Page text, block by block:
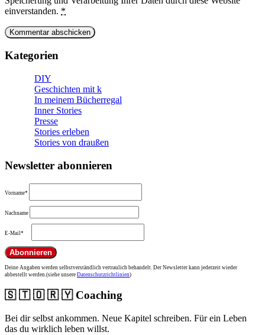
einverstanden. *
Kategorien
DIY
Geschichten mit k
In meinem Bücherregal
Inner Stories
Presse
Stories erleben
Stories von draußen
Newsletter abonnieren
Vorname*
Nachname
E-Mail*
Deine Angaben werden selbstverständlich vertraulich behandelt. Der Newsletter kann jederzeit wieder
abbestellt werden.(siehe unsere Datenschutzrichtlinien)
🇸 🇹 🇴 🇷 🇾 Coaching
Bei dir selbst ankommen. Neue Kapitel schreiben. Für ein Leben
das du wirklich leben willst.